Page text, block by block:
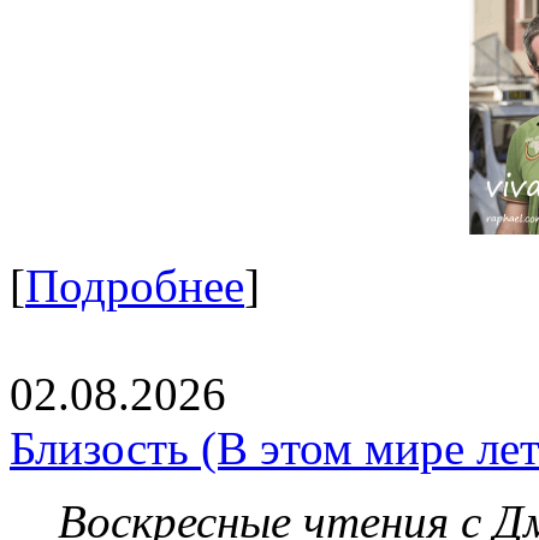
[Подробнее]
02.08.2026
Близость (В этом мире
Воскресные чтения с